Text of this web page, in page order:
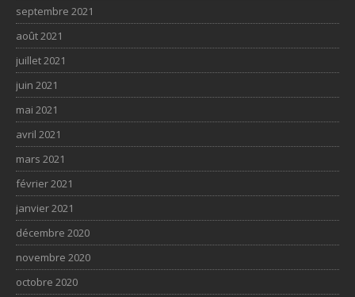
septembre 2021
août 2021
juillet 2021
juin 2021
mai 2021
avril 2021
mars 2021
février 2021
janvier 2021
décembre 2020
novembre 2020
octobre 2020